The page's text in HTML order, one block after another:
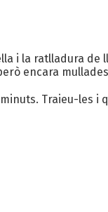
i la ratlladura
encara
Traieu-les